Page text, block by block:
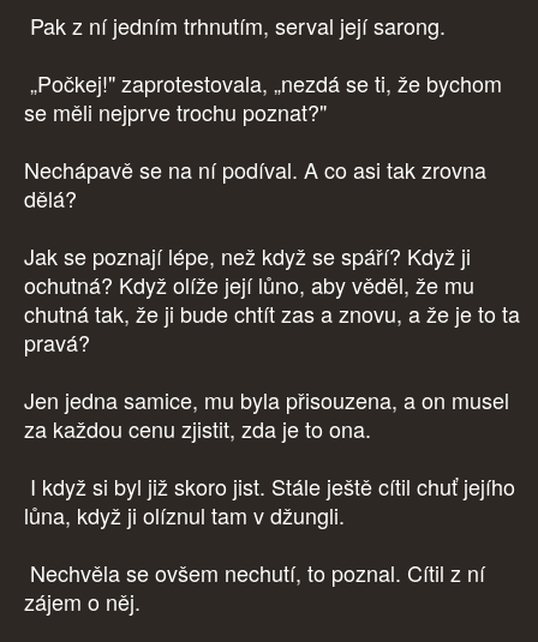
Pak z ní jedním trhnutím, serval její sarong.
„Počkej!" zaprotestovala, „nezdá se ti, že bychom
se měli nejprve trochu poznat?"
Nechápavě se na ní podíval. A co asi tak zrovna
dělá?
Jak se poznají lépe, než když se spáří? Když ji
ochutná? Když olíže její lůno, aby věděl, že mu
chutná tak, že ji bude chtít zas a znovu, a že je to ta
pravá?
Jen jedna samice, mu byla přisouzena, a on musel
za každou cenu zjistit, zda je to ona.
I když si byl již skoro jist. Stále ještě cítil chuť jejího
lůna, když ji olíznul tam v džungli.
Nechvěla se ovšem nechutí, to poznal. Cítil z ní
zájem o něj.